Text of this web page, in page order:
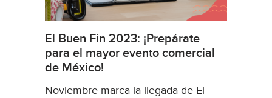
El Buen Fin 2023: ¡Prepárate
para el mayor evento comercial
de México!
Noviembre marca la llegada de El